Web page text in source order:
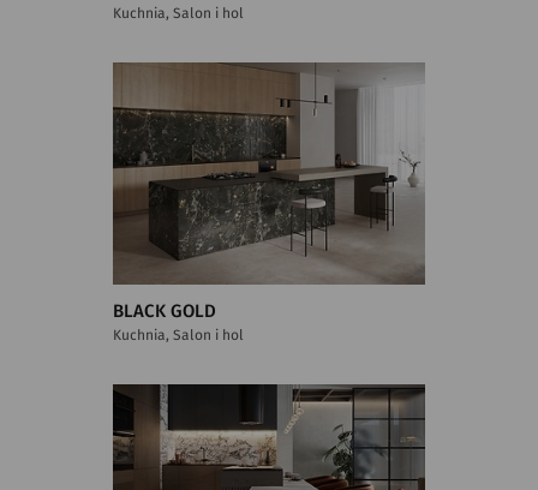
Kuchnia, Salon i hol
BLACK GOLD
Kuchnia, Salon i hol